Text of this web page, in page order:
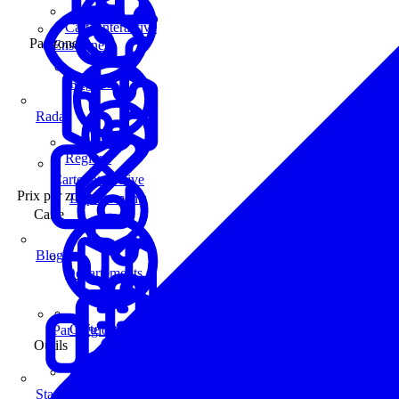
Enseignes
Carte interactive
Prix par zone
Par Région
Régions
Départements
Carte
Carte interactive
Outils
Carte interactive
Par zone
Régions
Départements
Radar
Blog
Statistiques